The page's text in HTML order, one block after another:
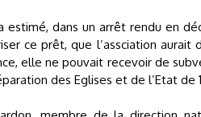
estimé, dans un arrêt rendu en
ce prêt, que l’assciation aurait
elle ne pouvait recevoir de
des Eglises et de l’Etat de